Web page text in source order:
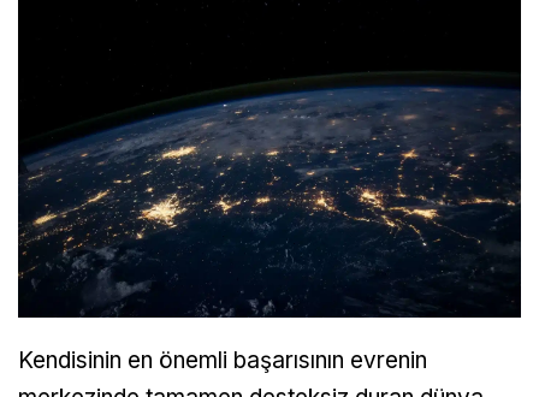
Kendisinin en önemli başarısının evrenin